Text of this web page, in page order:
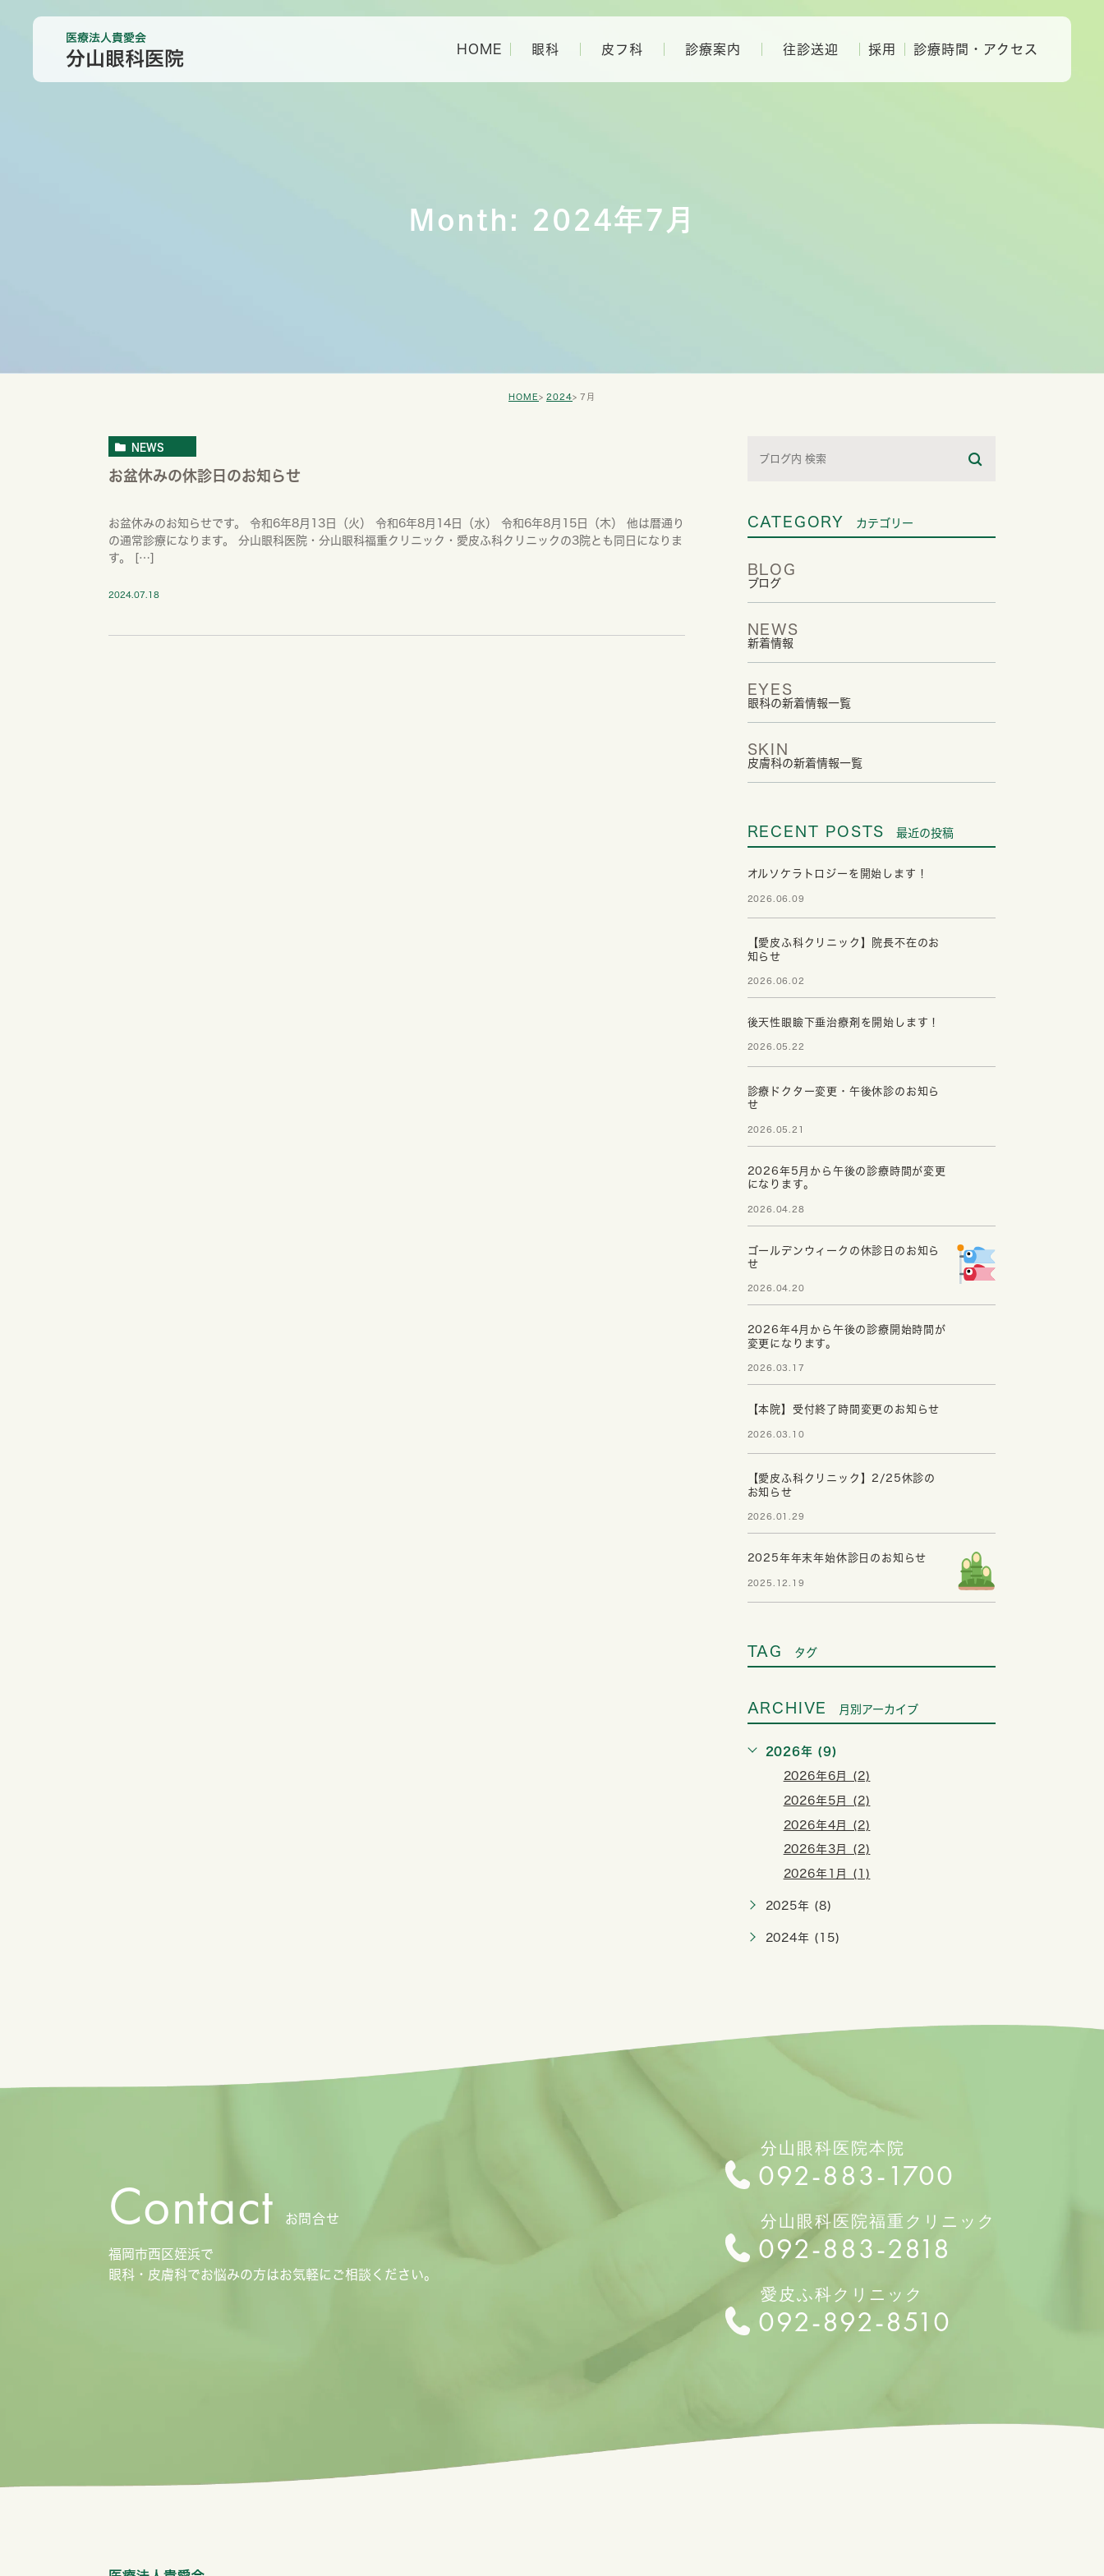
HOME 眼科 皮フ科 診療案内 往診送迎 採用 診療時間・アクセス
Month: 2024年7月
HOME 2024 7月
NEWS
お盆休みの休診日のお知らせ
お盆休みのお知らせです。 令和6年8月13日（火） 令和6年8月14日（水） 令和6年8月15日（木） 他は暦通り
の通常診療になります。 分山眼科医院・分山眼科福重クリニック・愛皮ふ科クリニックの3院とも同日になりま
す。 […]
2024.07.18
CATEGORY カテゴリー
BLOG
ブログ
NEWS
新着情報
EYES
眼科の新着情報一覧
SKIN
皮膚科の新着情報一覧
RECENT POSTS 最近の投稿
オルソケラトロジーを開始します！
2026.06.09
【愛皮ふ科クリニック】院長不在のお
知らせ
2026.06.02
後天性眼瞼下垂治療剤を開始します！
2026.05.22
診療ドクター変更・午後休診のお知ら
せ
2026.05.21
2026年5月から午後の診療時間が変更
になります。
2026.04.28
ゴールデンウィークの休診日のお知ら
せ
2026.04.20
2026年4月から午後の診療開始時間が
変更になります。
2026.03.17
【本院】受付終了時間変更のお知らせ
2026.03.10
【愛皮ふ科クリニック】2/25休診の
お知らせ
2026.01.29
2025年年末年始休診日のお知らせ
2025.12.19
TAG タグ
ARCHIVE 月別アーカイブ
2026年 (9)
2026年6月 (2)
2026年5月 (2)
2026年4月 (2)
2026年3月 (2)
2026年1月 (1)
2025年 (8)
2024年 (15)
Contact お問合せ
福岡市西区姪浜で
眼科・皮膚科でお悩みの方はお気軽にご相談ください。
分山眼科医院本院
092‐883-1700
分山眼科医院福重クリニック
092-883-2818
愛皮ふ科クリニック
092-892-8510